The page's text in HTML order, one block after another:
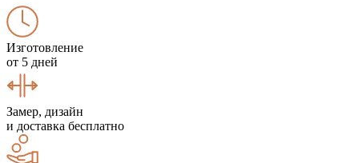
Изготовление
от 5 дней
Замер, дизайн
и доставка бесплатно